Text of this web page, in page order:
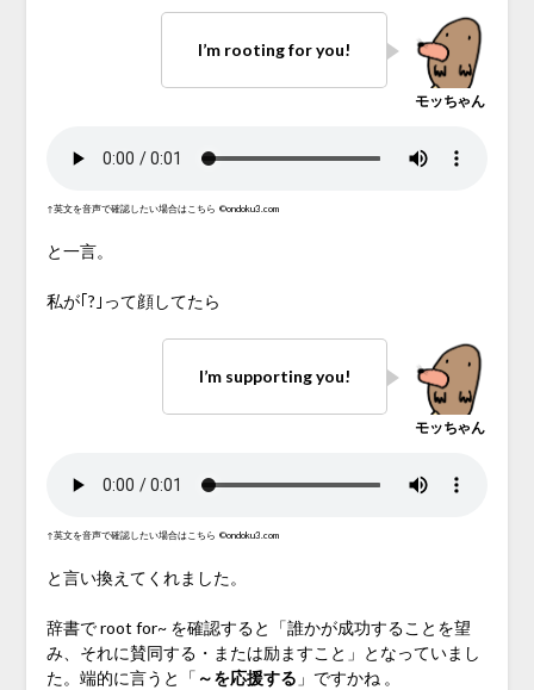
I’m rooting for you!
↑英文を音声で確認したい場合はこちら ©ondoku3.com
と一言。
私が｢?｣って顔してたら
I’m supporting you!
↑英文を音声で確認したい場合はこちら ©ondoku3.com
と言い換えてくれました。
辞書で root for~ を確認すると「誰かが成功することを望
み、それに賛同する・または励ますこと」となっていまし
た。端的に言うと「 ～を応援する 」ですかね 。